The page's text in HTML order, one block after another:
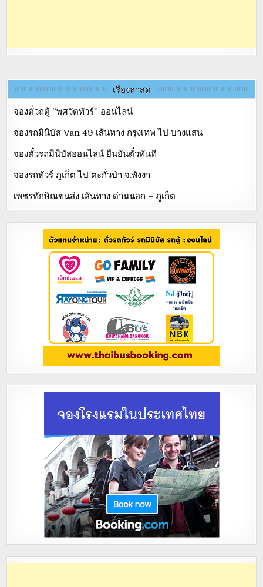
เรื่องล่าสุด
จองตั๋วถตู้ “พศวัตทัวร์” ออนไลน์
จองรถมินิบัส Van 49 เส้นทาง กรุงเทพ ไป บางแสน
จองตั๋วรถมินิบัสออนไลน์ ยืนยันตั๋วทันที
จองรถทัวร์ ภูเก็ต ไป ตะกั่วป่า จ.พังงา
เพชรทักษิณขนส่ง เส้นทาง ด่านนอก – ภูเก็ต